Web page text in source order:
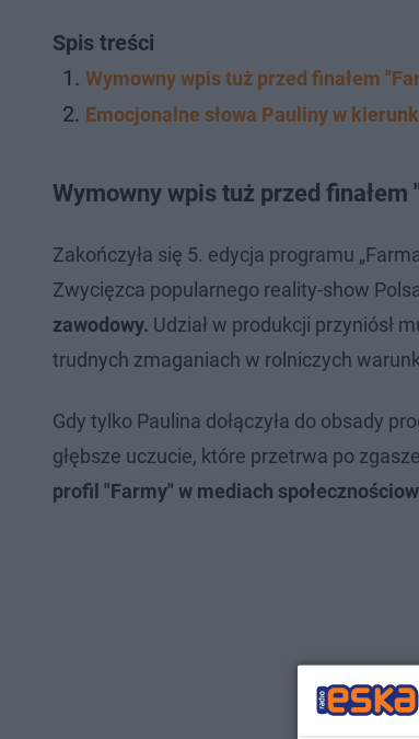
Spis treści
Wymowny wpis tuż przed finałem
Emocjonalne słowa Pauliny w
Wymowny wpis tuż przed finałem
Zakończyła się 5. edycja programu
Zwycięzca popularnego reality-show
zawodowy. Udział w produkcji przyniósł
trudnych zmaganiach w rolniczych
Gdy tylko Paulina dołączyła do obsady
głębsze uczucie, które przetrwa po
profil "Farmy" w mediach